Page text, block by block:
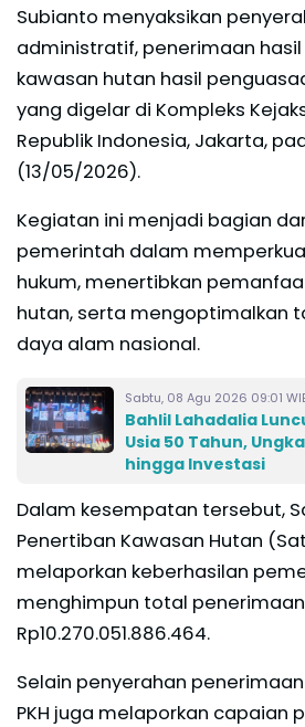
Subianto menyaksikan
administratif, penerimaan
kawasan hutan hasil
yang digelar di Kompleks
Republik Indonesia, Jakarta,
(13/05/2026).
Kegiatan ini menjadi bagian
pemerintah dalam
hukum, menertibkan
hutan, serta mengoptimalkan
daya alam nasional.
Sabtu, 08 Agu 2026 09:01
Bahlil Lahadalia
Usia 50 Tahun,
hingga Investasi
Dalam kesempatan tersebut,
Penertiban Kawasan Hutan
melaporkan keberhasilan
menghimpun total
Rp10.270.051.886.464.
Selain penyerahan
PKH juga melaporkan capaian